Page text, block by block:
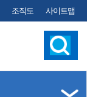
조직도 사이트맵